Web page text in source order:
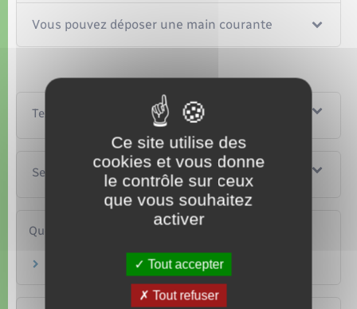
Vous pouvez déposer une main courante
Textes de référence
Services en ligne et formulaires
Questions ? Réponses !
Qu'est-ce qu'une main courante ?
Ce site utilise des
cookies et vous donne
le contrôle sur ceux
que vous souhaitez
activer
Tout accepter
Tout refuser